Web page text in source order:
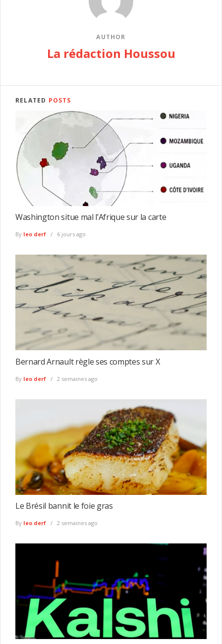
AUTHOR
La rédaction Houssou
RELATED POSTS
Washington situe mal l’Afrique sur la carte
By leo derf 6 jours ago
Bernard Arnault règle ses comptes sur X
By leo derf 2 semaines ago
Le Brésil bannit le foie gras
By leo derf 2 semaines ago